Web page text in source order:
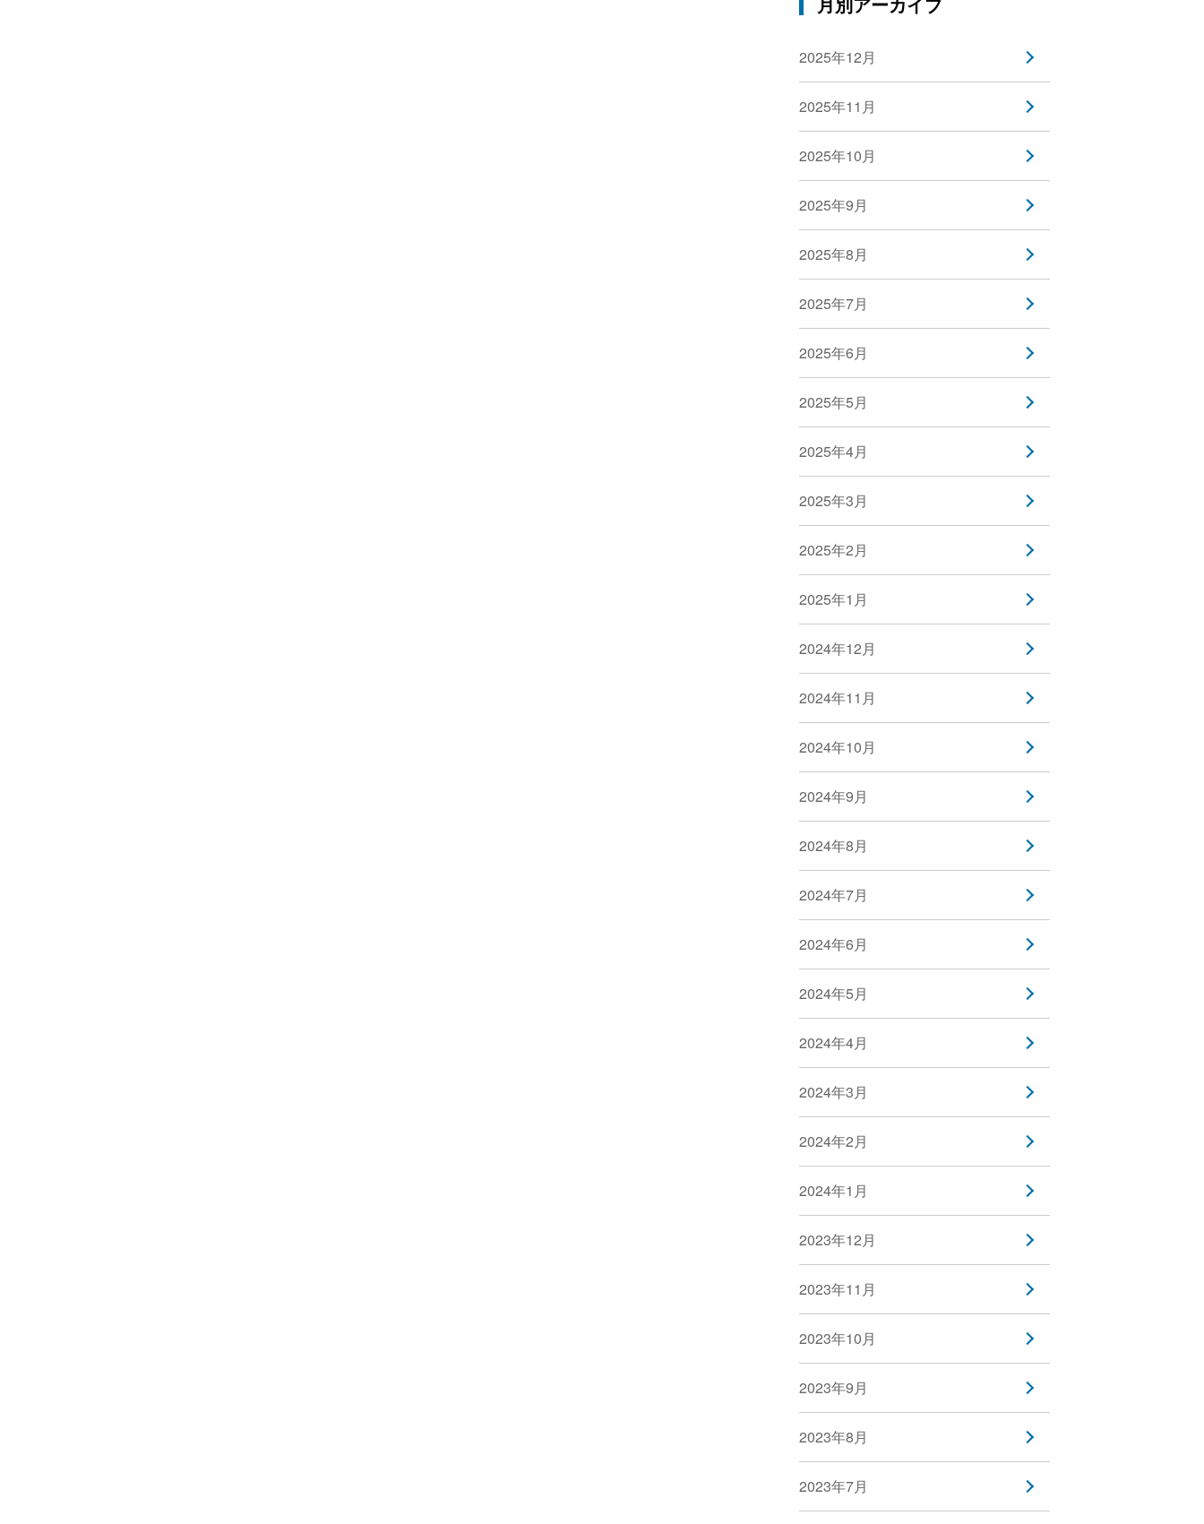
2025年12月
2025年11月
2025年10月
2025年9月
2025年8月
2025年7月
2025年6月
2025年5月
2025年4月
2025年3月
2025年2月
2025年1月
2024年12月
2024年11月
2024年10月
2024年9月
2024年8月
2024年7月
2024年6月
2024年5月
2024年4月
2024年3月
2024年2月
2024年1月
2023年12月
2023年11月
2023年10月
2023年9月
2023年8月
2023年7月